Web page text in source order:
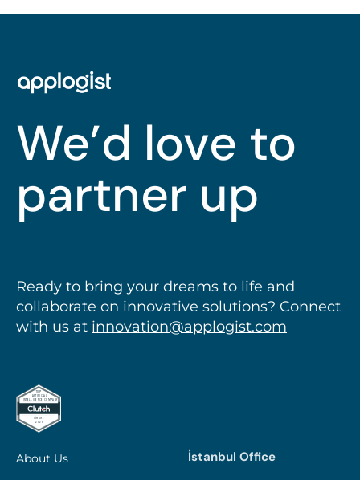
We’d love to
partner up
Ready to bring your dreams to life and
collaborate on innovative solutions? Connect
with us at innovation@applogist.com
About Us
İstanbul Office